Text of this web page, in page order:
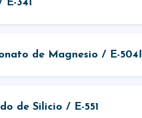
341
de Magnesio / E-504I
de Silicio / E-551